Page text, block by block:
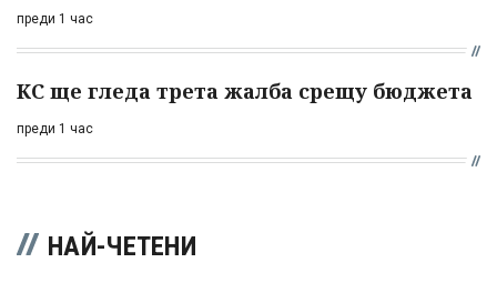
преди 1 час
КС ще гледа трета жалба срещу бюджета
преди 1 час
НАЙ-ЧЕТЕНИ